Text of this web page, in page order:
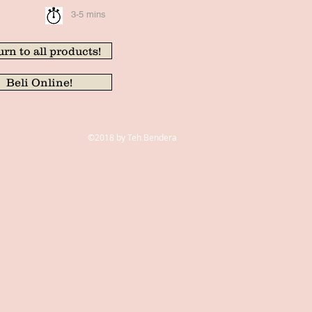
3-5 mins
to all products!
Beli Online!
©2018 by Teh Bendera